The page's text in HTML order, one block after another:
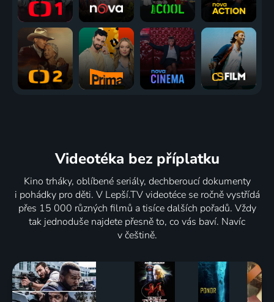
Videotéka bez příplatku
Kino trháky, oblíbené seriály, dechberoucí dokumenty
i pohádky pro děti. V Lepší.TV videotéce se ročně vystřídá
přes 15 000 různých filmů a tisíce dalších pořadů. Vždy
tak jednoduše najdete přesně to, co vás baví. Navíc
v češtině.